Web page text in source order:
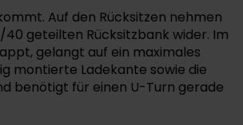
Auf den Rücksitzen nehmen
geteilten Rücksitzbank wider. Im
gelangt auf ein maximales
montierte Ladekante sowie die
benötigt für einen U-Turn gerade